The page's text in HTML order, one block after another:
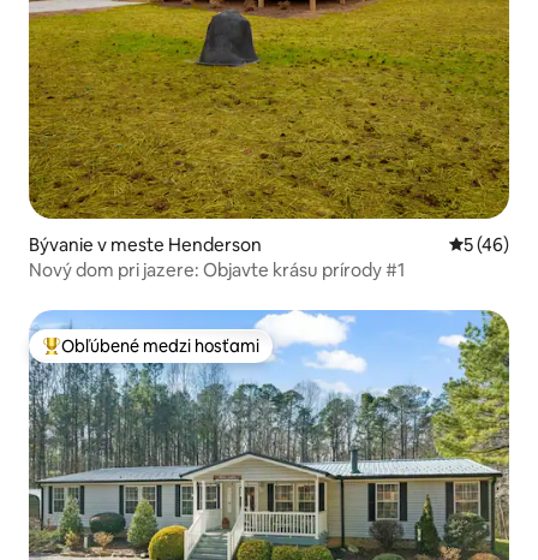
Bývanie v meste Henderson
5 (46)
Nový dom pri jazere: Objavte krásu prírody #1
Najobľúbenejšie medzi hosťami
Obľúbené medzi hosťami